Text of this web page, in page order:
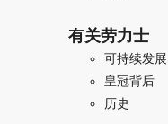
有关劳力士
可持续发展
皇冠背后
历史